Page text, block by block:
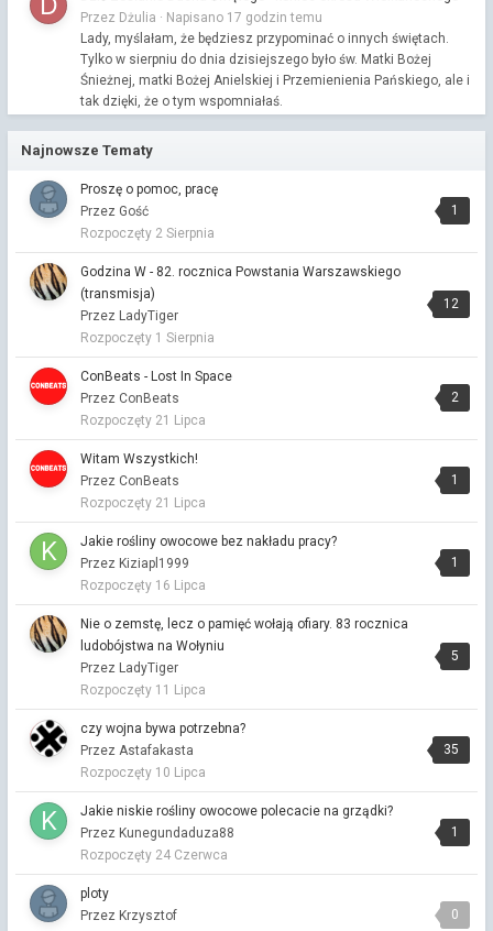
Przez Dżulia · Napisano 17 godzin temu
Lady, myślałam, że będziesz przypominać o innych świętach.
Tylko w sierpniu do dnia dzisiejszego było św. Matki Bożej
Śnieżnej, matki Bożej Anielskiej i Przemienienia Pańskiego, ale i
tak dzięki, że o tym wspomniałaś.
Przez Astafakasta ·
Powodzenia. Uważam, że wsparcie jednostki w dążeniu do jej
celu nie jest formą lizusostwa jak coś określasz.
czy wojna bywa potrzebna?
Przez Dżulia ·Napisano
17 godzin temu
O znienawidzeniu nie pisałam, a o jednostce zapisane było
przez Ciebie. Z tego wynika, że każda grupa społeczna
podporządkowana jest jakiejś jednostce zarządzającą,
kierującą tąże grupą. Można rozpatrywać w dwu kierunkach
lizusostwa i krytyki jednostki kierującej. Ale to nie na temat.
czy wojna bywa potrzebna?
Przez Dżulia · Napisano
Złu.
czy wojna bywa potrzebna?
Przez Dżulia · Napisano
Moja logika jednoznacznie nie może się do tego ustosunkować.
Podejmę pojęcie zgody. Zgoda dotyczyła wypowiedzi, a to też
nasze działanie.
Przez Dżulia ·
Napisano
17 godzin temu
Kapitanie, to nie przechwałki to fakty. Lubisz zawijańce?
Powijaki, bo dopiero zaczęto.
Centralny Port Komunikacyjny
Przez Dżulia ·Napisano17 godzin temu
Problem w wycięciu. mogli poszukać terenu bez drzew. Drzewa
to nasz oddech.
Centralny Port Komunikacyjny
Przez Vitalinka ·Napisano
przyniosłam też szklaneczki🙂
Centralny Port Komunikacyjny
Przez Vitalinka ·
Najnowsze Tematy
1
Proszę o pomoc, pracę
Przez Gość
Rozpoczęty 2 Sierpnia
12
Godzina W - 82. rocznica Powstania Warszawskiego
(transmisja)
Przez LadyTiger
Rozpoczęty 1 Sierpnia
2
ConBeats - Lost In Space
Przez ConBeats
Rozpoczęty 21 Lipca
1
Witam Wszystkich!
Przez ConBeats
Rozpoczęty 21 Lipca
1
Jakie rośliny owocowe bez nakładu pracy?
Przez Kiziapl1999
Rozpoczęty 16 Lipca
5
Nie o zemstę, lecz o pamięć wołają ofiary. 83 rocznica
ludobójstwa na Wołyniu
Przez LadyTiger
Rozpoczęty 11 Lipca
35
czy wojna bywa potrzebna?
Przez Astafakasta
Rozpoczęty 10 Lipca
1
Jakie niskie rośliny owocowe polecacie na grządki?
Przez Kunegundaduza88
Rozpoczęty 24 Czerwca
0
ploty
Przez Krzysztof